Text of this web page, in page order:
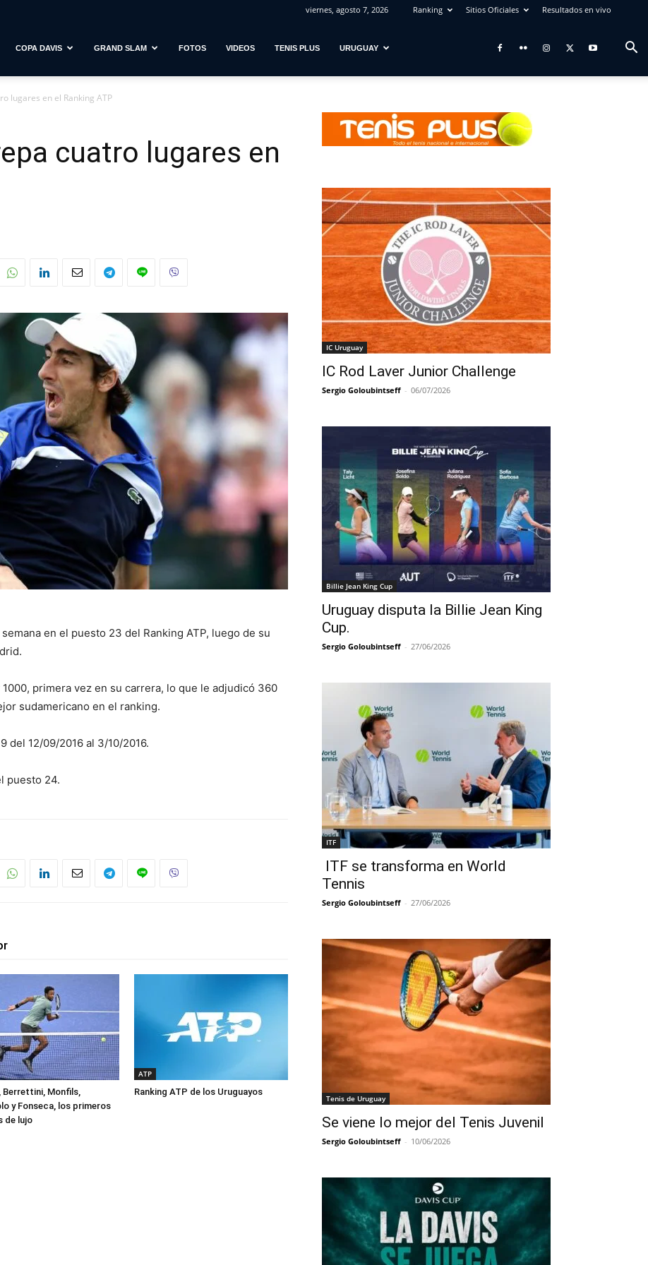
viernes, agosto 7, 2026 Ranking Sitios Oficiales Resultados en vivo
COPA DAVIS GRAND SLAM FOTOS VIDEOS TENIS PLUS URUGUAY
lugares en el Ranking ATP
cuatro lugares en
en el puesto 23 del Ranking ATP, luego de su
primera vez en su carrera, lo que le adjudicó 360
sudamericano en el ranking.
del 12/09/2016 al 3/10/2016.
puesto 24.
Berrettini, Monfils,
y Fonseca, los primeros
de lujo
ATP
Ranking ATP de los Uruguayos
IC Uruguay
IC Rod Laver Junior Challenge
Sergio Goloubintseff - 06/07/2026
Billie Jean King Cup
Uruguay disputa la Billie Jean King
Cup.
Sergio Goloubintseff - 27/06/2026
ITF
ITF se transforma en World
Tennis
Sergio Goloubintseff - 27/06/2026
Tenis de Uruguay
Se viene lo mejor del Tenis Juvenil
Sergio Goloubintseff - 10/06/2026